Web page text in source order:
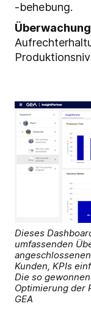
-behebung.
Dieses
umfassenden
Kunden, KPIs
Die so
Optimierung der
GEA